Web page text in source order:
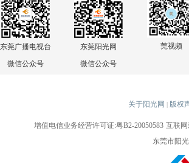
东莞广播电视台
微信公众号
东莞阳光网
微信公众号
莞视频
关于阳光网 | 版权
增值电信业务经营许可证:粤B2-20050583 互联网
东莞市阳